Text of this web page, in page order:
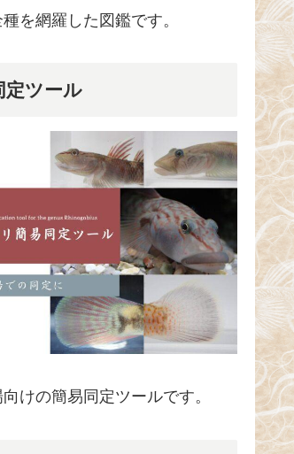
を網羅した図鑑です。
定ツール
けの簡易同定ツールです。